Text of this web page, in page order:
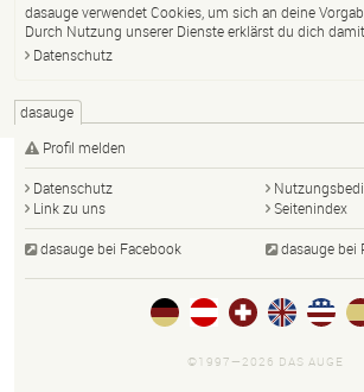
dasauge verwendet Cookies, um sich an deine
Durch Nutzung unserer Dienste erklärst du dich
Datenschutz
dasauge
Profil melden
Datenschutz
Link zu uns
Seitenindex
dasauge bei Facebook dasauge bei
©1997—2026 DAS AUGE